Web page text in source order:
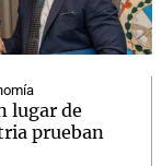
lugar de
prueban